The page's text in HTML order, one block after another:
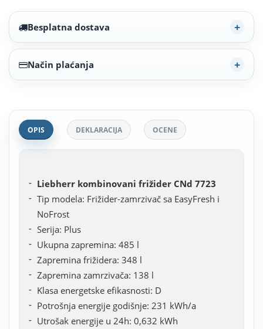
Besplatna dostava
Način plaćanja
OPIS DEKLARACIJA OCENE
Liebherr kombinovani frižider CNd 7723
Tip modela: Frižider-zamrzivač sa EasyFresh i
NoFrost
Serija: Plus
Ukupna zapremina: 485 l
Zapremina frižidera: 348 l
Zapremina zamrzivača: 138 l
Klasa energetske efikasnosti: D
Potrošnja energije godišnje: 231 kWh/a
Utrošak energije u 24h: 0,632 kWh